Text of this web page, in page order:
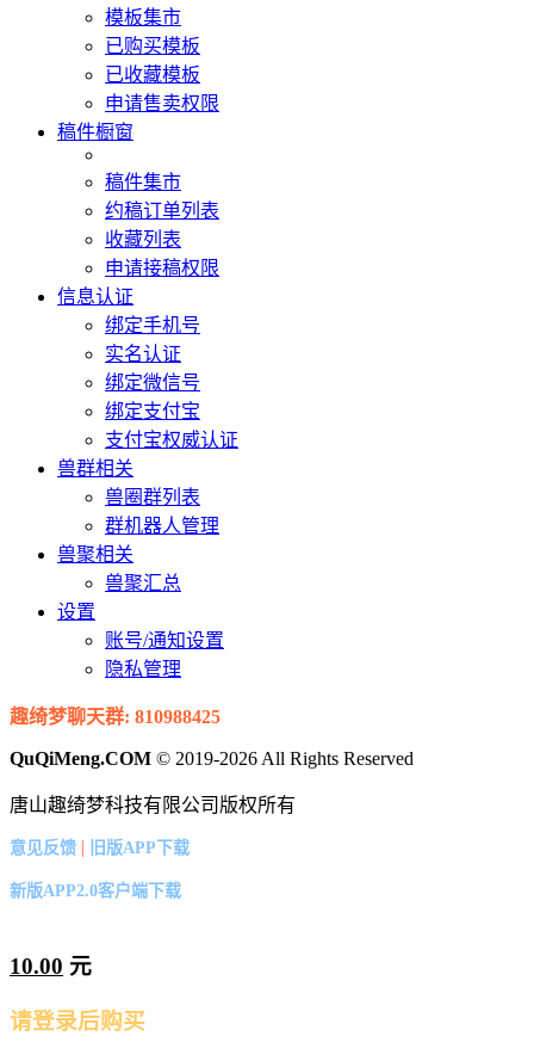
模板集市
已购买模板
已收藏模板
申请售卖权限
稿件橱窗
稿件集市
约稿订单列表
收藏列表
申请接稿权限
信息认证
绑定手机号
实名认证
绑定微信号
绑定支付宝
支付宝权威认证
兽群相关
兽圈群列表
群机器人管理
兽聚相关
兽聚汇总
设置
账号/通知设置
隐私管理
趣绮梦聊天群: 810988425
QuQiMeng.COM © 2019-2026 All Rights Reserved
唐山趣绮梦科技有限公司版权所有
意见反馈 | 旧版APP下载
新版APP2.0客户端下载
10.00 元
请登录后购买